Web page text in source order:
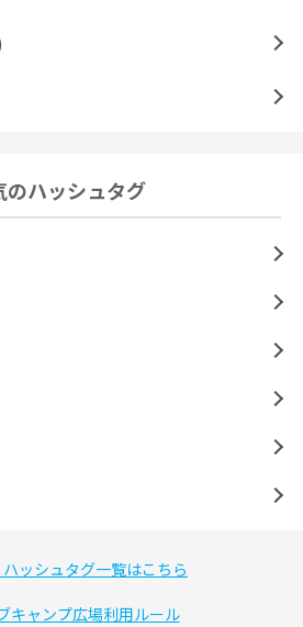
のハッシュタグ
ッシュタグ一覧はこちら
キャンプ広場利用ルール